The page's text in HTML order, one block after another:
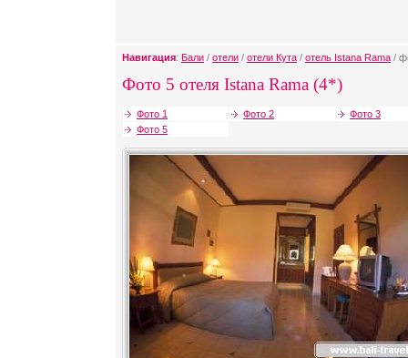
Навигация: Бали / отели / отели Кута / отель Istana Rama /
Фото 5 отеля Istana Rama (4*)
Фото 1 Фото 2
Фото 3
Фото 5